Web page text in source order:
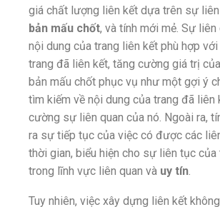
giá chất lượng liên kết dựa trên sự liên
bản mấu chốt, và tính mới mẻ. Sự
nội dung của trang liên kết phù hợp
trang đã liên kết, tăng cường giá trị
bản mấu chốt phục vụ như một gợi ý
tìm kiếm về nội dung của trang đã liên
cường sự liên quan của nó. Ngoài ra,
ra sự tiếp tục của việc có được các
thời gian, biểu hiện cho sự liên tục của
trong lĩnh vực liên quan và uy tín.
Tuy nhiên, việc xây dựng liên kết